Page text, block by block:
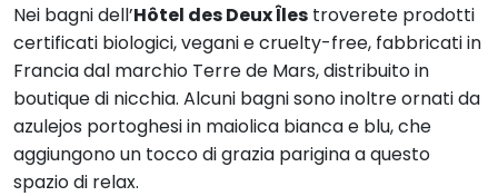
Nei bagni dell’Hôtel des Deux Îles troverete prodotti
certificati biologici, vegani e cruelty-free, fabbricati in
Francia dal marchio Terre de Mars, distribuito in
boutique di nicchia. Alcuni bagni sono inoltre ornati da
azulejos portoghesi in maiolica bianca e blu, che
aggiungono un tocco di grazia parigina a questo
spazio di relax.